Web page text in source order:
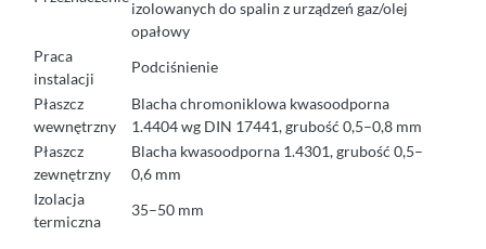
izolowanych do spalin z urządzeń gaz/olej
opałowy
Praca
instalacji
Podciśnienie
Płaszcz
wewnętrzny
Blacha chromoniklowa kwasoodporna
1.4404 wg DIN 17441, grubość 0,5–0,8 mm
Płaszcz
zewnętrzny
Blacha kwasoodporna 1.4301, grubość 0,5–
0,6 mm
Izolacja
termiczna
35–50 mm